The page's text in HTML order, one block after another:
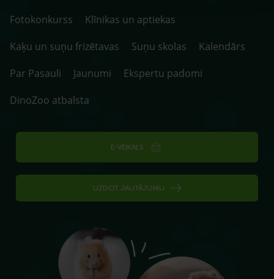
Fotokonkurss
Klīnikas un aptiekas
Kaķu un suņu frizētavas
Suņu skolas
Kalendārs
Par Pasauli
Jaunumi
Ekspertu padomi
DinoZoo atbalsta
E-VEIKALS
UZDOT JAUTĀJUMU